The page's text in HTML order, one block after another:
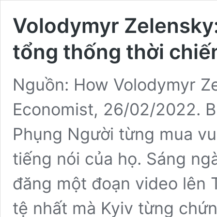
Volodymyr
tổng thống thời
Nguồn: How Volodymyr
Economist, 26/02/2022.
Phụng Người từng mua
tiếng nói của họ. Sáng
đăng một đoạn video lên
tệ nhất mà Kyiv từng